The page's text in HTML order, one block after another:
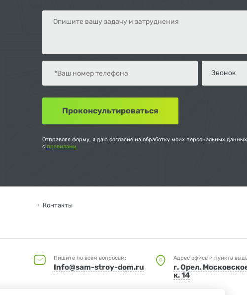
Отправляя форму, я даю согласие на обработку моих персональных данных
с правилами
Контакты
Пишите по всем вопросам:
Info@sam-stroy-dom.ru
Адрес офиса и пункта
г. Орел,
к. 14